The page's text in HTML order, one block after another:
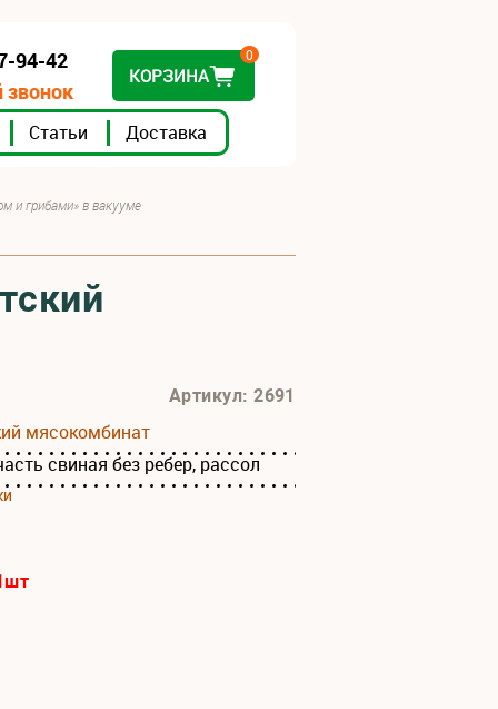
Статьи Доставка
94-42
КОРЗИНА
0
и грибами» в вакууме
Артикул: 2691
мясокомбинат
свиная без ребер, рассол
шт